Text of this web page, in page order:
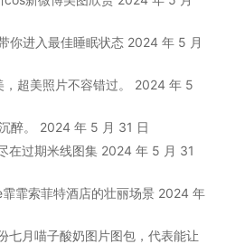
你进入最佳睡眠状态 2024 年 5 月
超美照片不容错过。
2024 年 5
醉。
2024 年 5 月 31 日
在过期米线图集 2024 年 5 月 31
霏索菲特酒店的壮丽场景 2024 年
七月喵子酸奶图片图包，代表能让